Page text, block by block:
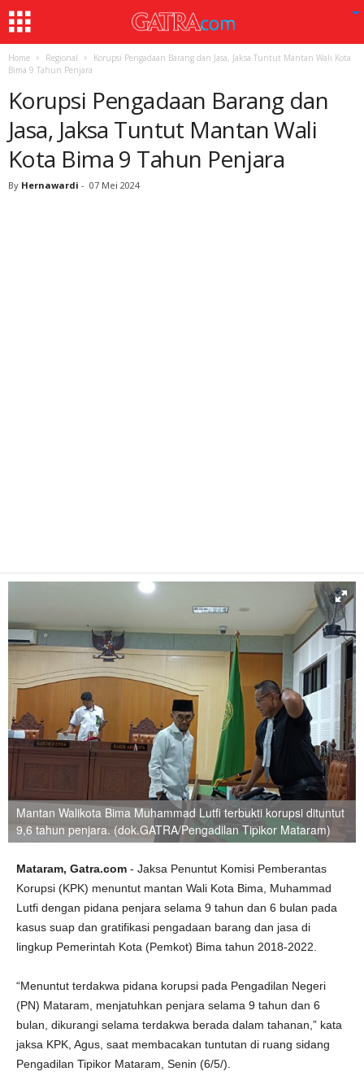
Home Regional
Korupsi Pengadaan Barang dan Jasa, Jaksa Tuntut Mantan Wali Kota
Bima 9 Tahun Penjara
Korupsi Pengadaan Barang dan
Jasa, Jaksa Tuntut Mantan Wali
Kota Bima 9 Tahun Penjara
By Hernawardi - 07 Mei 2024
Mantan Walikota Bima Muhammad Lutfi terbukti korupsi dituntut
9,6 tahun penjara. (dok.GATRA/Pengadilan Tipikor Mataram)
Mataram, Gatra.com - Jaksa Penuntut Komisi Pemberantas
Korupsi (KPK) menuntut mantan Wali Kota Bima, Muhammad
Lutfi dengan pidana penjara selama 9 tahun dan 6 bulan pada
kasus suap dan gratifikasi pengadaan barang dan jasa di
lingkup Pemerintah Kota (Pemkot) Bima tahun 2018-2022.
“Menuntut terdakwa pidana korupsi pada Pengadilan Negeri
(PN) Mataram, menjatuhkan penjara selama 9 tahun dan 6
bulan, dikurangi selama terdakwa berada dalam tahanan,” kata
jaksa KPK, Agus, saat membacakan tuntutan di ruang sidang
Pengadilan Tipikor Mataram, Senin (6/5/).